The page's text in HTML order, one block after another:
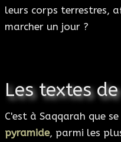
leurs corps terrestres,
marcher un jour ?
Les textes
C'est à Saqqarah que
pyramide, parmi les